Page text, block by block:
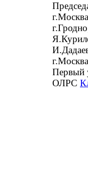
Первый
ОЛРС